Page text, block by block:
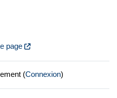
page
(Connexion)